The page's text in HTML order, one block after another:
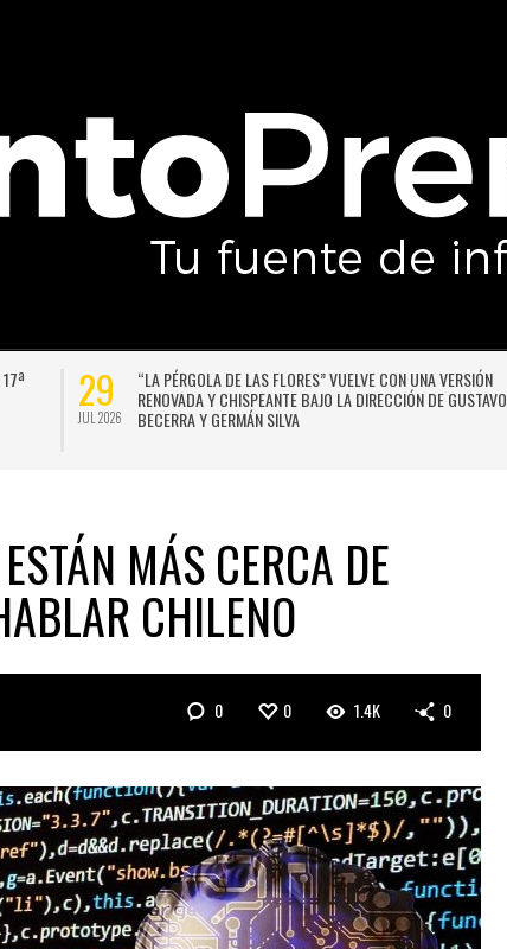
29
JUL 2026
“LA PÉRGOLA DE LAS FLORES” VUELVE CON UNA VERSIÓN
RENOVADA Y CHISPEANTE BAJO LA DIRECCIÓN DE GUSTAVO
BECERRA Y GERMÁN SILVA
MÁS CERCA DE
CHILENO
0 0 1.4K 0